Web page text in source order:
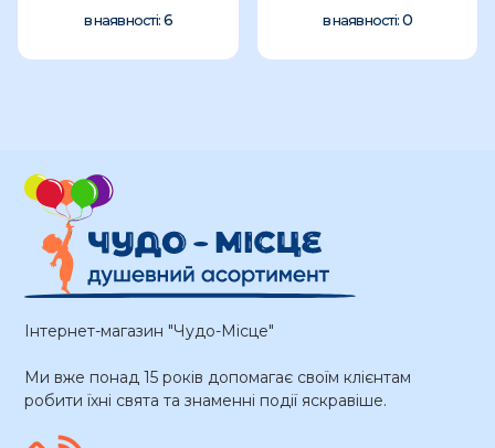
в наявності: 6 в наявності: 0
Інтернет-магазин "Чудо-Місце"
Ми вже понад 15 років допомагає своїм клієнтам
робити їхні свята та знаменні події яскравіше.